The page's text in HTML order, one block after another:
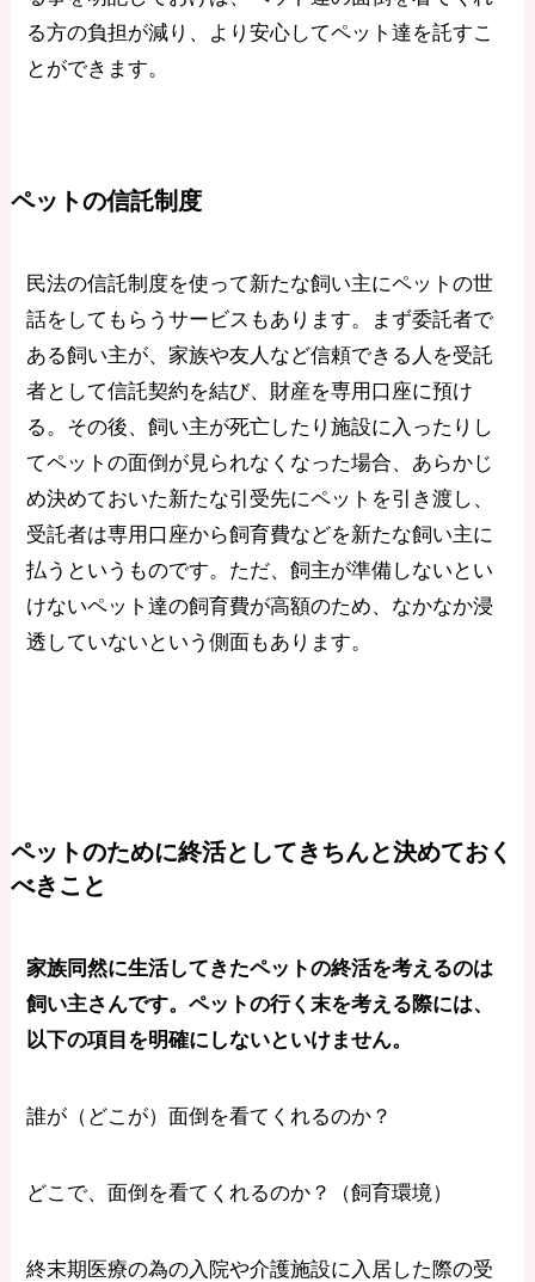
る方の負担が減り、より安心してペット達を託すこ
とができます。
ペットの信託制度
民法の信託制度を使って新たな飼い主にペットの世
話をしてもらうサービスもあります。まず委託者で
ある飼い主が、家族や友人など信頼できる人を受託
者として信託契約を結び、財産を専用口座に預け
る。その後、飼い主が死亡したり施設に入ったりし
てペットの面倒が見られなくなった場合、あらかじ
め決めておいた新たな引受先にペットを引き渡し、
受託者は専用口座から飼育費などを新たな飼い主に
払うというものです。ただ、飼主が準備しないとい
けないペット達の飼育費が高額のため、なかなか浸
透していないという側面もあります。
ペットのために終活としてきちんと決めておく
べきこと
家族同然に生活してきたペットの終活を考えるのは
飼い主さんです。ペットの行く末を考える際には、
以下の項目を明確にしないといけません。
誰が（どこが）面倒を看てくれるのか？
どこで、面倒を看てくれるのか？（飼育環境）
終末期医療の為の入院や介護施設に入居した際の受